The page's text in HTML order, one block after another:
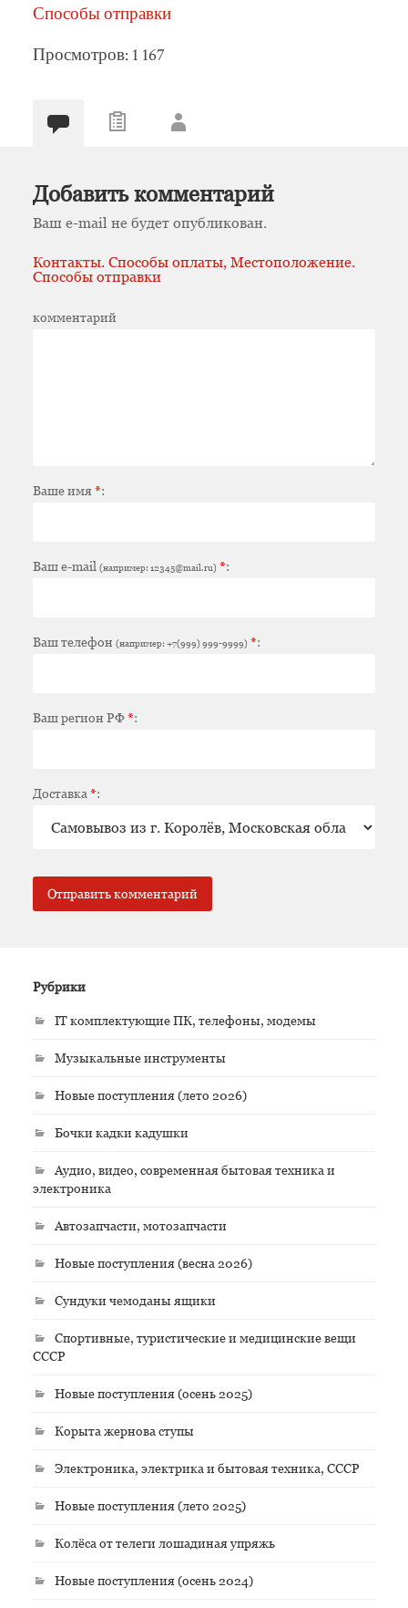
Способы отправки
Просмотров: 1 167
Добавить комментарий
Ваш e-mail не будет опубликован.
Контакты. Способы оплаты, Местоположение.
Способы отправки
комментарий
Ваше имя*:
Ваш e-mail (например: 12345@mail.ru) *:
Ваш телефон (например: +7(999) 999-9999) *:
Ваш регион РФ*:
Доставка *:
Рубрики
IT комплектующие ПК, телефоны, модемы
Музыкальные инструменты
Новые поступления (лето 2026)
Бочки кадки кадушки
Аудио, видео, современная бытовая техника и
электроника
Автозапчасти, мотозапчасти
Новые поступления (весна 2026)
Сундуки чемоданы ящики
Спортивные, туристические и медицинские вещи
СССР
Новые поступления (осень 2025)
Корыта жернова ступы
Электроника, электрика и бытовая техника, СССР
Новые поступления (лето 2025)
Колёса от телеги лошадиная упряжь
Новые поступления (осень 2024)